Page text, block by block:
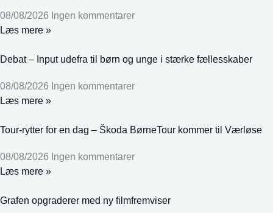
08/08/2026 Ingen kommentarer
Læs mere »
Debat – Input udefra til børn og unge i stærke fællesskaber
08/08/2026 Ingen kommentarer
Læs mere »
Tour-rytter for en dag – Škoda BørneTour kommer til Værløse
08/08/2026 Ingen kommentarer
Læs mere »
Grafen opgraderer med ny filmfremviser